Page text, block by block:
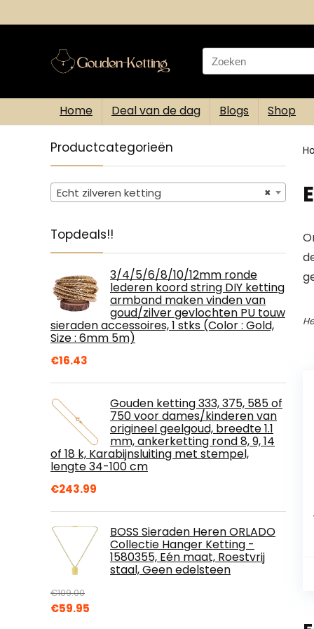
Search
for:
Home Deal van de dag Blogs Shop
Productcategorieën
×
Echt zilveren ketting
Topdeals!!
3/4/5/6/8/10/12mm ronde
lederen koord string DIY ketting
armband maken vinden van
goud/zilver gevlochten PU touw
sieraden accessoires, 1 stks (Color : Gold,
Size : 6mm 5m)
€16.43
Gouden ketting 333, 375, 585 of
750 voor dames/kinderen van
origineel geelgoud, breedte 1.1
mm, ankerketting rond 8, 9, 14
of 18 k, Karabijnsluiting met stempel,
lengte 34-100 cm
€243.99
BOSS Sieraden Heren ORLADO
Collectie Hanger Ketting -
1580355, Eén maat, Roestvrij
staal, Geen edelsteen
€109.00
Oorspronkelijke
€59.95